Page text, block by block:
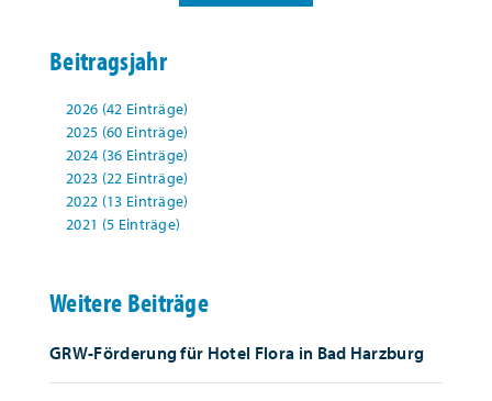
Beitragsjahr
2026 (42 Einträge)
2025 (60 Einträge)
2024 (36 Einträge)
2023 (22 Einträge)
2022 (13 Einträge)
2021 (5 Einträge)
Weitere Beiträge
GRW-Förderung für Hotel Flora in Bad Harzburg